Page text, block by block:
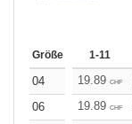
Größe 1-11
04 19.89 CHF
06
19.89 CHF